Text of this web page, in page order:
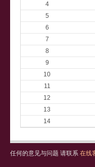
4
5
6
7
8
9
10
11
12
13
14
任何的意见与问题 请联系 在线